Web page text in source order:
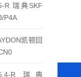
R 瑞典SKF
P4A
凯顿回
R 瑞典